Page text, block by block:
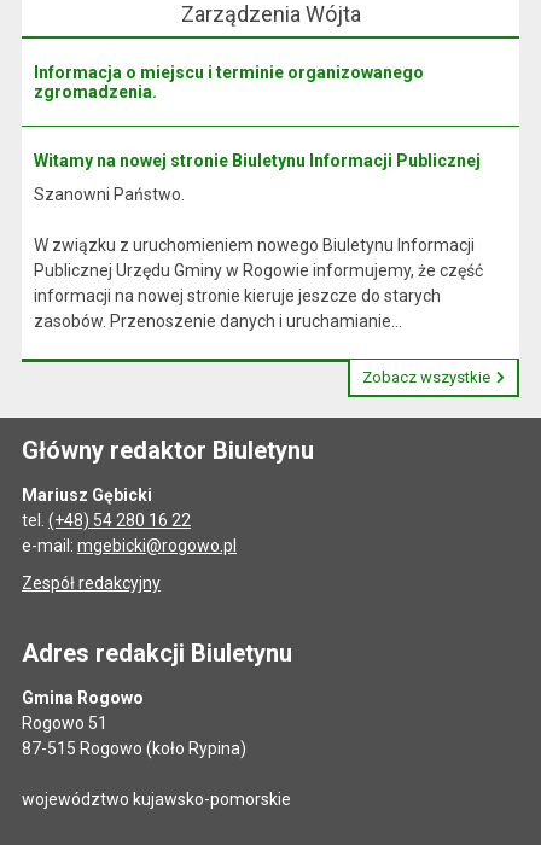
Zarządzenia Wójta
Informacja o miejscu i terminie organizowanego
zgromadzenia.
Witamy na nowej stronie Biuletynu Informacji Publicznej
Szanowni Państwo.
W związku z uruchomieniem nowego Biuletynu Informacji
Publicznej Urzędu Gminy w Rogowie informujemy, że część
informacji na nowej stronie kieruje jeszcze do starych
zasobów. Przenoszenie danych i uruchamianie...
Zobacz wszystkie
Główny redaktor Biuletynu
Mariusz Gębicki
tel. (+48) 54 280 16 22
e-mail: mgebicki@rogowo.pl
Zespół redakcyjny
Adres redakcji Biuletynu
Gmina Rogowo
Rogowo 51
87-515 Rogowo (koło Rypina)
województwo kujawsko-pomorskie